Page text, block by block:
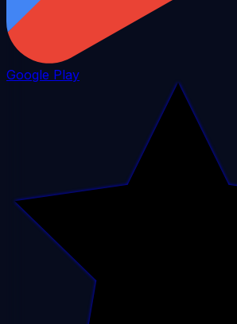
Google Play